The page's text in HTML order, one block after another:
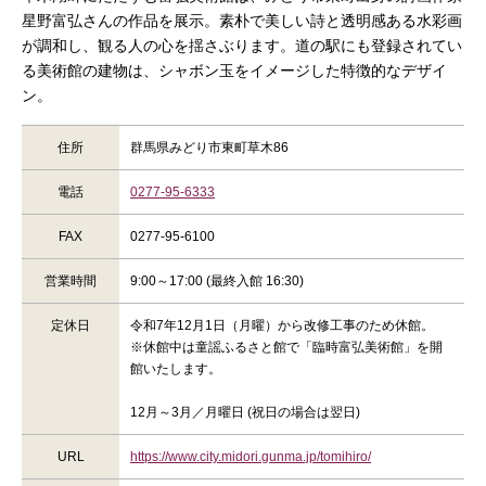
星野富弘さんの作品を展示。素朴で美しい詩と透明感ある水彩画
が調和し、観る人の心を揺さぶります。道の駅にも登録されてい
る美術館の建物は、シャボン玉をイメージした特徴的なデザイ
ン。
住所 群馬県みどり市東町草木86
電話 0277-95-6333
FAX 0277-95-6100
営業時間 9:00～17:00 (最終入館 16:30)
定休日
令和7年12月1日（月曜）から改修工事のため休館。
※休館中は童謡ふるさと館で「臨時富弘美術館」を開
館いたします。
12月～3月／月曜日 (祝日の場合は翌日)
URL https://www.city.midori.gunma.jp/tomihiro/